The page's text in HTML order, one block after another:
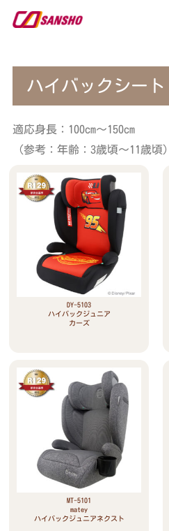
ハイバックシート
適応身長：100cm～150cm
（参考：年齢：3歳頃～11歳頃）
DY-5103
ハイバックジュニア
カーズ
MT-5101
matey
ハイバックジュニアネクスト